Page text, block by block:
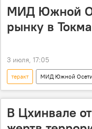
МИД Южной
рынку в
3 июля, 17:05
теракт МИД Южной
Украина
В Цхинвале